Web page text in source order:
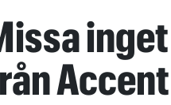
In English
inget
Accent